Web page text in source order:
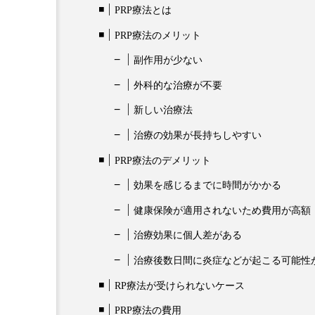
PRP療法とは
PRP療法のメリット
副作用が少ない
外科的な治療が不要
新しい治療法
治療の効果が長持ちしやすい
PRP療法のデメリット
効果を感じるまでに時間がかかる
健康保険が適用されないため費用が高額
治療効果に個人差がある
治療後数日間に炎症などが起こる可能性
RP療法が受けられないケース
PRP療法の費用